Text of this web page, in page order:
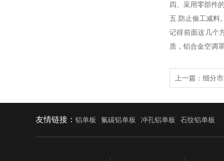
四、采用零部件
五.防止偷工减料
记得前面这几个
质，铝合金空调
上一篇： 细分
友情链接： 铝单板 氟碳铝单板 冲孔铝单板 石纹铝单板